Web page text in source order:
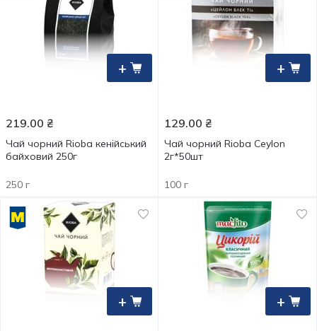
+
219.00 ₴
Чай чорний Rioba кенійський
байховий 250г
250 г
+
129.00 ₴
Чай чорний Rioba Ceylon
2г*50шт
100 г
+ +